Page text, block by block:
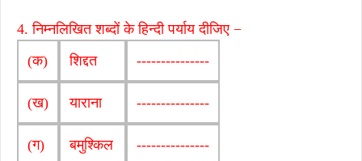
4. निम्नलिखित शब्दों के हिन्दी पर्याय दीजिए −
(क)
शिद्दत ---------------
(ख) याराना ---------------
(ग) बमुश्किल ---------------